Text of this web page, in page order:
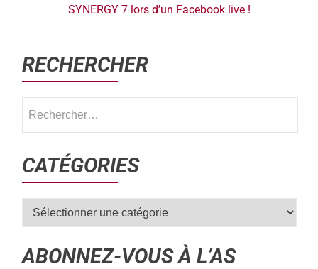
SYNERGY 7 lors d’un Facebook live !
RECHERCHER
CATÉGORIES
ABONNEZ-VOUS À L’AS